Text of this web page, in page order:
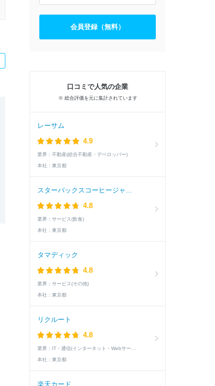
会員登録（無料）
口コミで人気の企業
※ 総合評価を元に集計されています
レーサム
4.9
業界： 不動産(総合不動産・デベロッパー)
本社： 東京都
4.8
業界： サービス(飲食)
本社： 東京都
タマディック
4.8
業界： サービス(その他)
本社： 東京都
リクルート
4.8
業界：
本社： 東京都
楽天カード